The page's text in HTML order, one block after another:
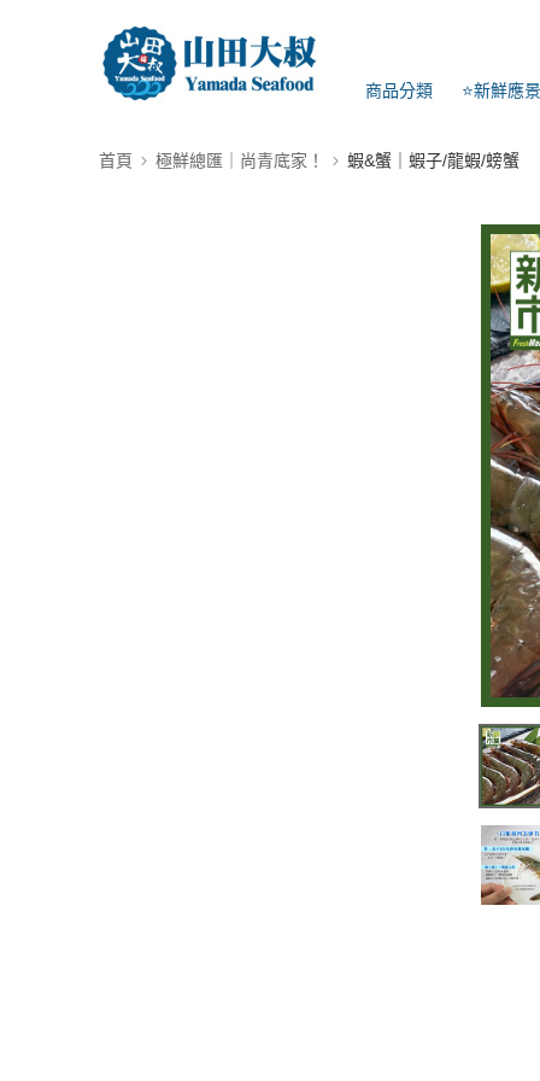
商品分類 ⭐新鮮應
首頁 極鮮總匯｜尚青底家！ 蝦&蟹｜蝦子/龍蝦/螃蟹